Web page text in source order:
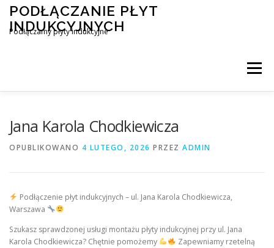
Przejdź
treści
PODŁĄCZANIE PŁYT
INDUKCYJNYCH
Podłączamy płyty indukcyjne
Menu
Jana Karola Chodkiewicza
OPUBLIKOWANO 4 LUTEGO, 2026 PRZEZ ADMIN
Podłączenie płyt indukcyjnych – ul. Jana Karola Chodkiewicza,
Warszawa
Szukasz sprawdzonej usługi montażu płyty indukcyjnej przy ul. Jana
Karola Chodkiewicza? Chętnie pomożemy
Zapewniamy rzetelną